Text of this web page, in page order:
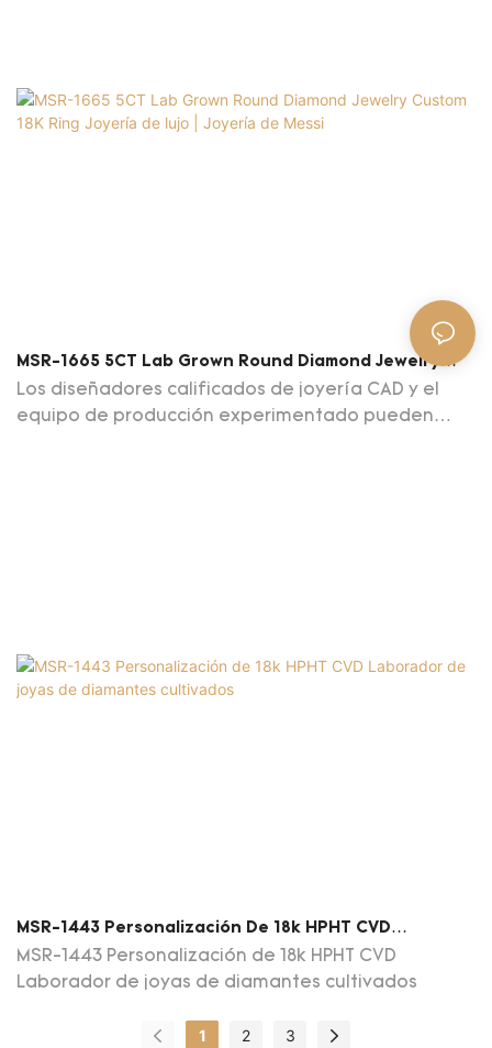
MSR-1665 5CT Lab Grown Round Diamond Jewelry
Custom 18K Ring Joyería De Lujo | Joyería De Messi
Los diseñadores calificados de joyería CAD y el
equipo de producción experimentado pueden
MSR-1443 Personalización De 18k HPHT CVD
Laborador De Joyas De Diamantes Cultivados
MSR-1443 Personalización de 18k HPHT CVD
Laborador de joyas de diamantes cultivados
1 2 3